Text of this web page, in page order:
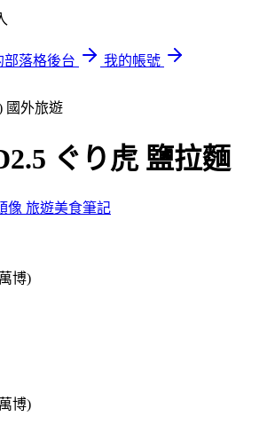
部落格後台
我的帳號
國外旅遊
ぐり虎 鹽拉麵
旅遊美食筆記